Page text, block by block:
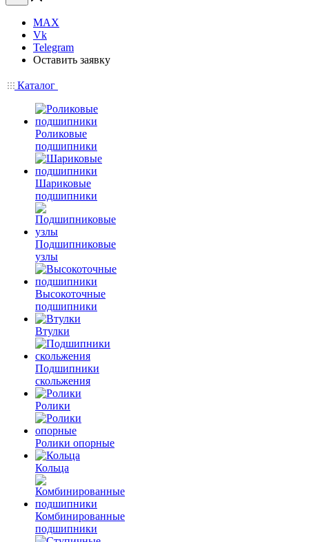
MAX
Vk
Telegram
Оставить заявку
Каталог
Роликовые
подшипники
Шариковые
подшипники
Подшипниковые
узлы
Высокоточные
подшипники
Втулки
Подшипники
скольжения
Ролики
Ролики опорные
Кольца
Комбинированные
подшипники